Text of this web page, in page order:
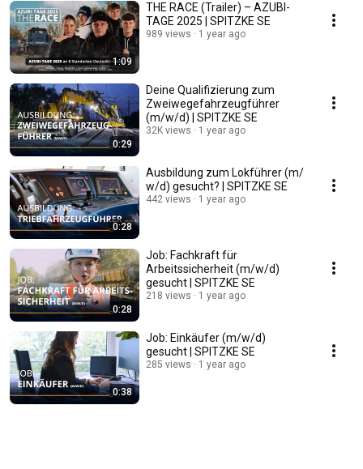
1:09
THE RACE (Trailer) – AZUBI-
TAGE 2025 | SPITZKE SE
989 views 1 year ago
0:29
Deine Qualifizierung zum
Zweiwegefahrzeugführer
(m/w/d) | SPITZKE SE
32K views 1 year ago
0:28
Ausbildung zum Lokführer (m/​
w/​d) gesucht? | SPITZKE SE
442 views 1 year ago
0:28
Job: Fachkraft für
Arbeitssicherheit (m/​w/​d)
gesucht | SPITZKE SE
218 views 1 year ago
0:38
Job: Einkäufer (m/w/d)
gesucht | SPITZKE SE
285 views 1 year ago